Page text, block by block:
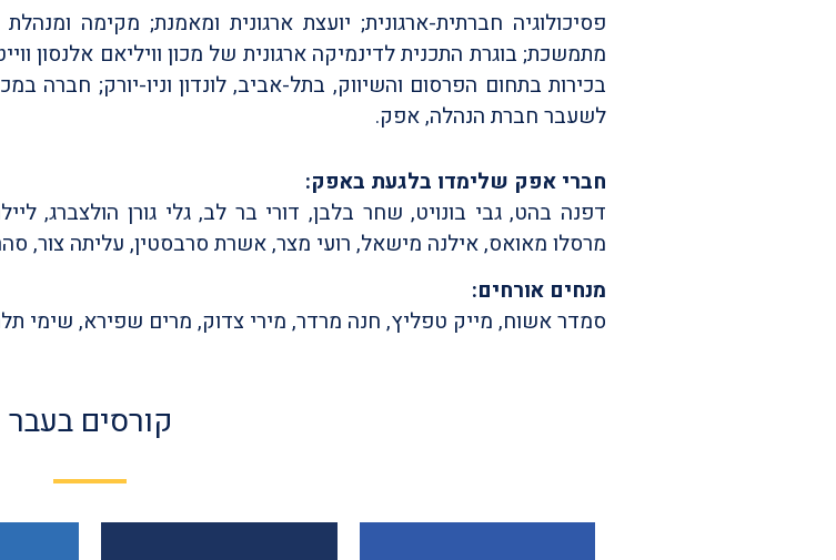
פסיכולוגיה חברתית-ארגונית; יועצת ארגונית ומאמנת; מקימה
מתמשכת; בוגרת התכנית לדינמיקה ארגונית של מכון וויליאם אלנסון
לשעבר חברת הנהלה, אפק.
חברי אפק שלימדו בלגעת באפק:
דפנה בהט, גבי בונויט, שחר בלבן, דורי בר לב, גלי גורן הולצברג,
מרסלו מאואס, אילנה מישאל, רועי מצר, אשרת סרבסטין, עליתה צור,
מנחים אורחים:
סמדר אשוח, מייק טפליץ, חנה מרדר, מירי צדוק, מרים שפירא, שימי
קורסים בעבר